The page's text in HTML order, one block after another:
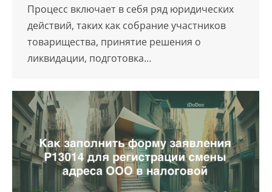
Процесс включает в себя ряд юридических
действий, таких как собрание участников
товарищества, принятие решения о
ликвидации, подготовка…